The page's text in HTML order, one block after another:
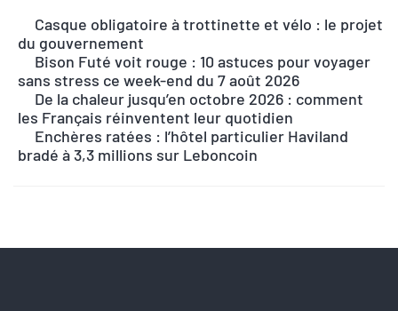
e
r
a
:
Casque obligatoire à trottinette et vélo : le projet
du gouvernement
Bison Futé voit rouge : 10 astuces pour voyager
sans stress ce week-end du 7 août 2026
De la chaleur jusqu’en octobre 2026 : comment
les Français réinventent leur quotidien
Enchères ratées : l’hôtel particulier Haviland
bradé à 3,3 millions sur Leboncoin